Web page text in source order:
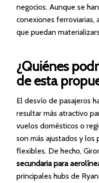
negocios. Aunque se
conexiones ferroviarias,
que puedan
¿Quiénes
de esta
El desvío de pasajeros
resultar más atractivo
vuelos domésticos o
son más ajustados y los
flexibles. De hecho,
secundaria para
principales hubs de